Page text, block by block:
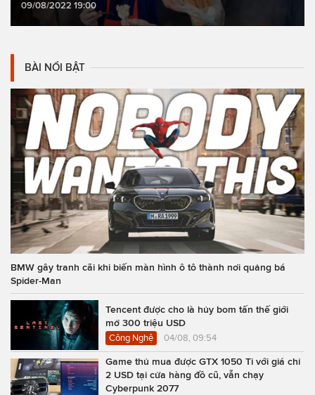
09/08/2022 19:00
BÀI NỔI BẬT
BMW gây tranh cãi khi biến màn hình ô tô thành nơi quảng bá
Spider-Man
Tencent được cho là hủy bom tấn thế giới
mở 300 triệu USD
Công Nghệ 04/08, 09:54
Game thủ mua được GTX 1050 Ti với giá chỉ
2 USD tại cửa hàng đồ cũ, vẫn chạy
Cyberpunk 2077